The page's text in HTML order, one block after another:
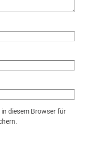
in diesem Browser für